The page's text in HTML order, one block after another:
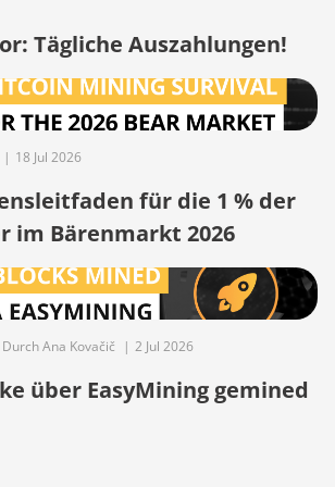
Z11
Z11e
AntMiner Z11j
Z15e
AntMiner Z15j
Antminer S19
Tägliche Auszahlungen!
| 18 Jul 2026
für die 1 % der
im Bärenmarkt 2026
Durch Ana Kovačič | 2 Jul 2026
über EasyMining gemined